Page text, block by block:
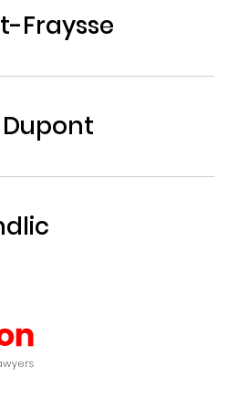
Fraysse